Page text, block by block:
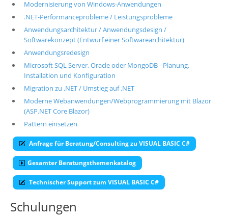
Modernisierung von Windows-Anwendungen
.NET-Performanceprobleme / Leistungsprobleme
Anwendungsarchitektur / Anwendungsdesign /
Softwarekonzept (Entwurf einer Softwarearchitektur)
Anwendungsredesign
Microsoft SQL Server, Oracle oder MongoDB - Planung,
Installation und Konfiguration
Migration zu .NET / Umstieg auf .NET
Moderne Webanwendungen/Webprogrammierung mit Blazor
(ASP.NET Core Blazor)
Pattern einsetzen
Anfrage für Beratung/Consulting zu VISUAL BASIC C#
Gesamter Beratungsthemenkatalog
Technischer Support zum VISUAL BASIC C#
Schulungen